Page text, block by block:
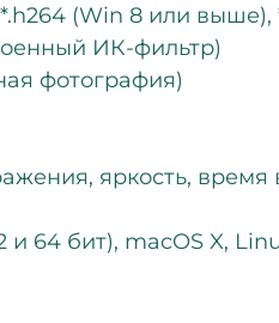
(Win 8 или
ИК-фильтр)
фотография)
яркость,
64 бит), macOS X,